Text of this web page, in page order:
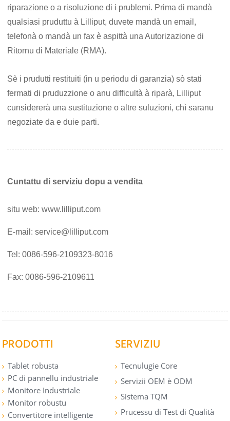
riparazione o a risoluzione di i prublemi. Prima di mandà
qualsiasi pruduttu à Lilliput, duvete mandà un email,
telefonà o mandà un fax è aspittà una Autorizazione di
Ritornu di Materiale (RMA).
Sè i prudutti restituiti (in u periodu di garanzia) sò stati
fermati di pruduzzione o anu difficultà à riparà, Lilliput
cunsidererà una sustituzione o altre suluzioni, chì saranu
negoziate da e duie parti.
Cuntattu di serviziu dopu a vendita
situ web: www.lilliput.com
E-mail: service@lilliput.com
Tel: 0086-596-2109323-8016
Fax: 0086-596-2109611
PRODOTTI
Tablet robusta
PC di pannellu industriale
Monitore Industriale
Monitor robustu
Convertitore intelligente
SERVIZIU
Tecnulugie Core
Servizii OEM è ODM
Sistema TQM
Prucessu di Test di Qualità